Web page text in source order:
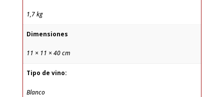
1,7 kg
Dimensiones
11 × 11 × 40 cm
Tipo de vino:
Blanco